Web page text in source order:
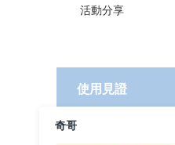
》【奇哥】孕媽咪
》【限量招募】柏
活動分享
使用見證
奇哥